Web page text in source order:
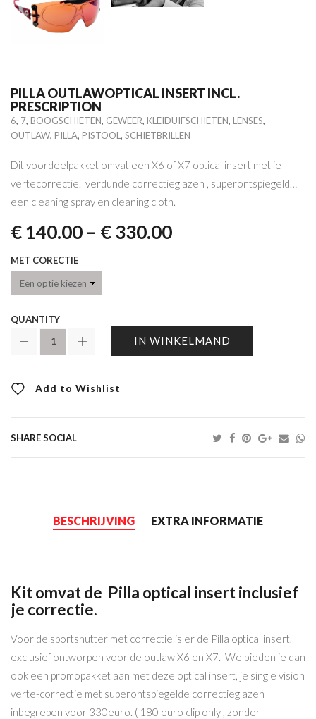
PILLA OUTLAWOPTICAL INSERT INCL.
PRESCRIPTION
6, 7, BOOGSCHIETEN, GEWEER, KLEIDUIFSCHIETEN, LENSES,
OUTLAW, PILLA, PISTOOL, SCHIETBRILLEN
Dit voordeelpakket omvat een X6 of X7 optical insert met je
vertecorrectie. verdunde correctieglazen , superontspiegeld…
een cleaning spray en cleaning cloth.
€ 140.00 – €330.00
MET CORECTIE
QUANTITY
IN WINKELMAND
Add to Wishlist
SHARE SOCIAL
BESCHRIJVING EXTRA INFORMATIE
Kit omvat de Pilla optical insert inclusief
je correctie.
Voor de sportshutter met correctie is er de Pilla optical insert,
exclusief ontworpen voor de outlaw X6 en X7. We bieden je dan
ook een promopakket aan met deze optical insert, je single vision
verte-correctie met superontspiegelde correctieglazen
inbegrepen voor 330euro. ( 180 euro clip only , zonder